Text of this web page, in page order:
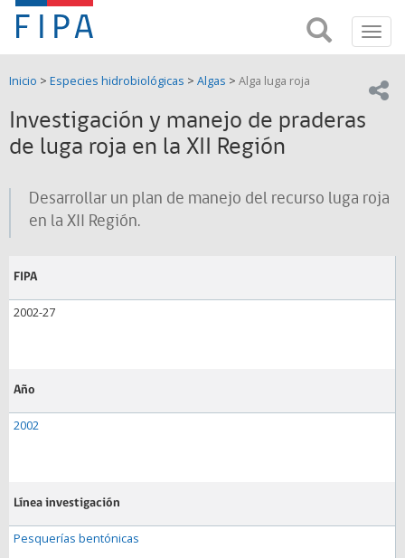
Fondo
de
Investigación
Pesquera
y
Acuicultura
(FIPA)-
SUBPESCA
FIPA;
Fondo
Investigación
y
de
Acuicultira
Inicio > Especies hidrobiológicas > Algas > Alga luga roja
Investigación y manejo de praderas
de luga roja en la XII Región
Desarrollar un plan de manejo del recurso luga roja
en la XII Región.
FIPA
2002-27
Año
2002
Línea investigación
Pesquerías bentónicas